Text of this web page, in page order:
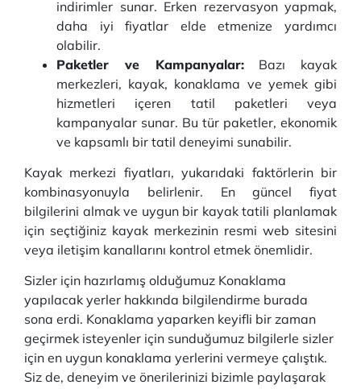
indirimler sunar. Erken rezervasyon yapmak,
daha iyi fiyatlar elde etmenize yardımcı
olabilir.
Paketler ve Kampanyalar:Bazı kayak
merkezleri, kayak, konaklama ve yemek gibi
hizmetleri içeren tatil paketleri veya
kampanyalar sunar. Bu tür paketler, ekonomik
ve kapsamlı bir tatil deneyimi sunabilir.
Kayak merkezi fiyatları, yukarıdaki faktörlerin bir
kombinasyonuyla belirlenir. En güncel fiyat
bilgilerini almak ve uygun bir kayak tatili planlamak
için seçtiğiniz kayak merkezinin resmi web sitesini
veya iletişim kanallarını kontrol etmek önemlidir.
Sizler için hazırlamış olduğumuz Konaklama
yapılacak yerler hakkında bilgilendirme burada
sona erdi. Konaklama yaparken keyifli bir zaman
geçirmek isteyenler için sunduğumuz bilgilerle sizler
için en uygun konaklama yerlerini vermeye çalıştık.
Siz de, deneyim ve önerilerinizi bizimle paylaşarak